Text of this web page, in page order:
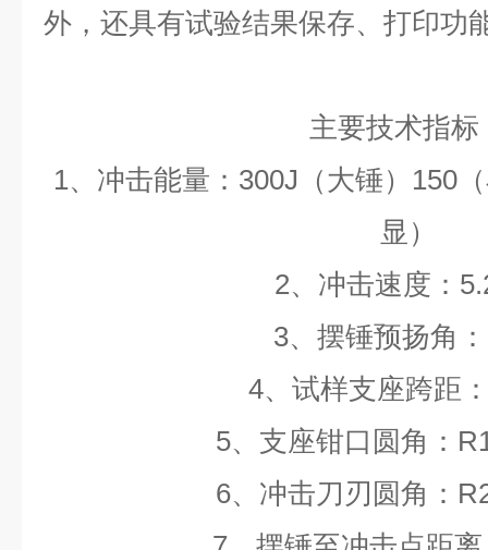
外，还具有试验结果保存、打印功
主要技术指标
1、冲击能量：300J（大锤）150
显）
2、冲击速度：
3、摆锤预扬角
4、试样支座跨距
5、支座钳口圆角：
6、冲击刀刃圆角：